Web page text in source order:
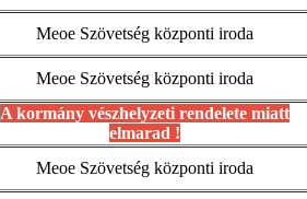
Meoe Szövetség központi iroda
Meoe Szövetség központi iroda
A kormány vészhelyzeti rendelete miatt
elmarad !
Meoe Szövetség központi iroda